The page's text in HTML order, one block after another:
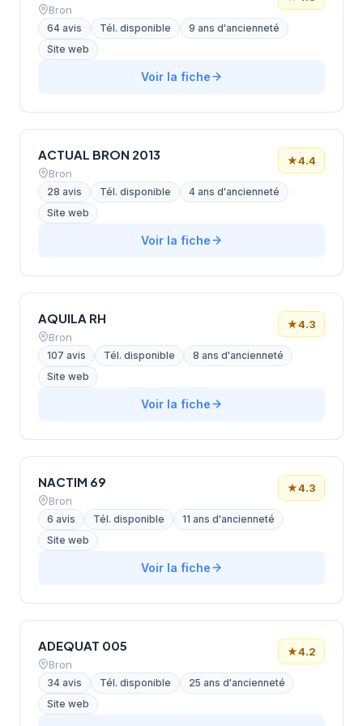
Bron
64 avis Tél. disponible
9 ans d'ancienneté
Site web
Voir la fiche
ACTUAL BRON 2013
Bron
★4.4
28 avis Tél. disponible
4 ans d'ancienneté
Site web
Voir la fiche
AQUILA RH
Bron
★4.3
107 avis Tél. disponible
8 ans d'ancienneté
Site web
Voir la fiche
NACTIM 69
Bron
★4.3
6 avis Tél. disponible
11 ans d'ancienneté
Site web
Voir la fiche
ADEQUAT 005
Bron
★4.2
34 avis Tél. disponible
25 ans d'ancienneté
Site web